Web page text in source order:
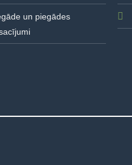
un piegādes